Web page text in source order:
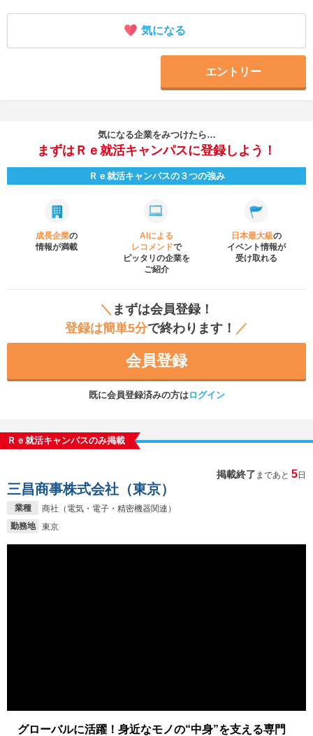
気になる
エントリー
気になる企業をみつけたら…
まずはＲｅ就活キャンパスに登録しよう！
Ｒｅ就活キャンパスの３つの強み
成長企業の
情報が満載
AIによる
レコメンドで
ピッタリの企業を
ご紹介
日本最大級の
イベント情報が
受け取れる
＼ まずは会員登録！
登録は簡単5分で終わります！ ／
会員登録
既に会員登録済みの方はログイン
Ｒｅ就活キャンパスのみ掲載
掲載終了 まであと 5日
業種
商社（電気・電子・精密機器関連）
勤務地
東京
三昌商事株式会社（東京）
グローバルに活躍！身近なモノの“中身”を支える専門